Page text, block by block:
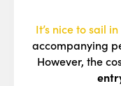
It’s nice to sail
accompanying
However, the